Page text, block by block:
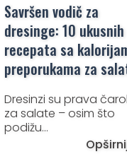
Savršen vodič za
dresinge: 10 ukusnih
recepata sa
preporukama za
Dresinzi su prava
za salate – osim što
podižu...